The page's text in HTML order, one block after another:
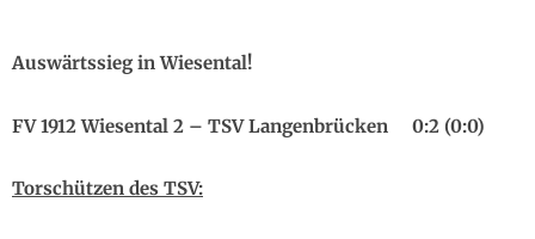
Auswärtssieg in Wiesental!
FV 1912 Wiesental 2 – TSV Langenbrücken 0:2 (0:0)
Torschützen des TSV: